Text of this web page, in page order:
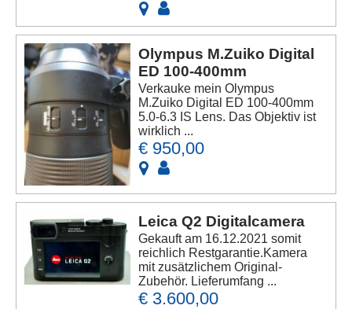
Olympus M.Zuiko Digital
ED 100-400mm
Verkauke mein Olympus
M.Zuiko Digital ED 100-400mm
5.0-6.3 IS Lens. Das Objektiv ist
wirklich ...
€ 950,00
Leica Q2 Digitalcamera
Gekauft am 16.12.2021 somit
reichlich Restgarantie.Kamera
mit zusätzlichem Original-
Zubehör. Lieferumfang ...
€ 3.600,00